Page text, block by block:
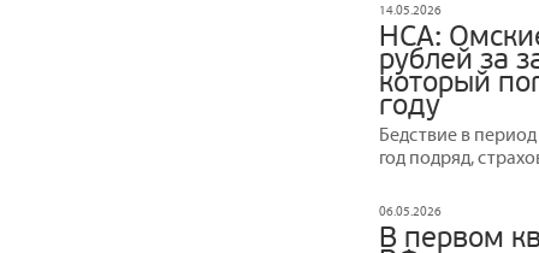
14.05.2026
НСА:
рублей за
который
году
Бедствие в
год подряд,
06.05.2026
В первом